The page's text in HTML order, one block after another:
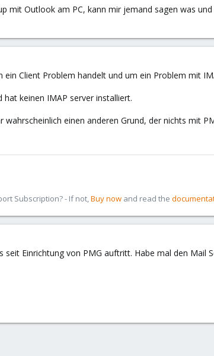
mit Outlook am PC, kann mir jemand sagen was
ein Client Problem handelt und um ein Problem mit
hat keinen IMAP server installiert.
wahrscheinlich einen anderen Grund, der nichts mit
Subscription? - If not,Buy now and read the
Einrichtung von PMG auftritt. Habe mal den Mail